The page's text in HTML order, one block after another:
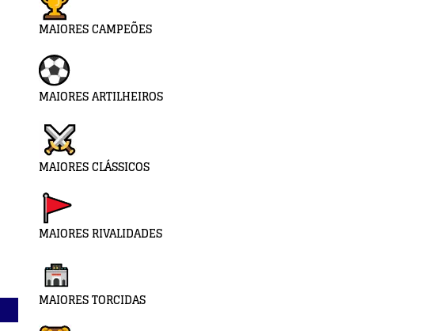
MAIORES CAMPEÕES
MAIORES ARTILHEIROS
MAIORES CLÁSSICOS
MAIORES RIVALIDADES
MAIORES TORCIDAS